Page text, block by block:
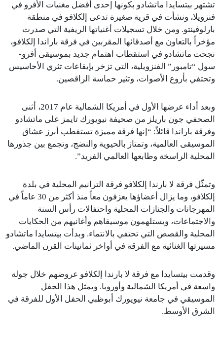
تشتهر بيتسايدا ماتشادو بكونها إحدى أفضل مغنيات الأفرو في
فنزويلا، ونشأت في قرية صغيرة تدعى إلكلافو في منطقة
بارلوفينتو. ومن خلال تسجيلات أغنياتها الريفية التي صدرت
مؤخراً بالتعاون مع أصدقائها المقربين في فرقة باراندا إلكلافو،
نجحت ماتشادو في استقطاب اهتمام جديد بموسيقى أفرو-
سول “تامبور” الفنزويلية، التي تزخر بإيقاعات تثري الأحاسيس
وتحتفي بأروع الأصوات، وتثير حماسة الراقصين.
وبعد أداء عرضها الأول في أمريكا الشمالية عام 2017، أثنى
الصحفي جون باريلز من صحيفة نيويورك تايمز على ماتشادو
وفرقة باراندا قائلاً: “إنها فرقة مميزة تستقطب أبرز عشاق
الموسيقى العالمية، وتمتاز بالحيوية والنضج، وتجمع بين جذورها
المحلية الراسخة وطابعها العالمي الفريد”.
وتمثّل فرقة لا بارندا إلكلافو فرقة الترانيم المحلية في بلدة
إلكلافو، وما يزال أعضاؤها يعزفون معاً منذ أكثر من 30 عاماً في
المهرجانات والجنازات المحلية واحتفالات رأس السنة
والاجتماعات، ويستلهمون موسيقاهم وأغانيهم من الحكايات
المحلية والقصص التي تحتفي بالانتماء. وبدأت بيتسايدا ماتشادو
مسيرتها الغنائية مع الفرقة في أواخر ثمانينات القرن الماضي.
وقدمت بيتسايدا مع فرقة لا بارندا إلكلافو عروضهم خلال جولة
واسعة في أمريكا الشمالية وأوروبا. ويمثل هذا الحفل
الموسيقي في جامعة نيويورك أبوظبي الحفل الأول للفرقة في
الشرق الأوسط.